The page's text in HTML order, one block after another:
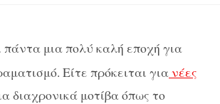
πάντα μια πολύ καλή εποχή για
Είτε πρόκειται γιανέες
διαχρονικά μοτίβα όπως το